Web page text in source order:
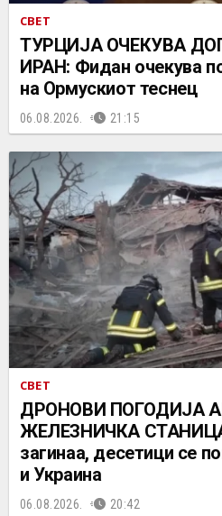
СВЕТ
ТУРЦИЈА ОЧЕКУВА
ИРАН: Фидан очекува
на Ормускиот теснец
06.08.2026. 21:15
СВЕТ
ДРОНОВИ ПОГОДИЈА
ЖЕЛЕЗНИЧКА СТАНИЦА:
загинаа, десетици се
и Украина
06.08.2026. 20:42